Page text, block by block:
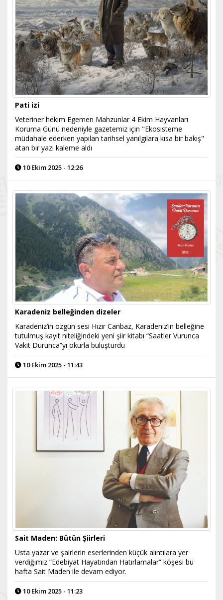
Pati izi
Veteriner hekim Egemen Mahzunlar 4 Ekim Hayvanları
Koruma Günü nedeniyle gazetemiz için "Ekosisteme
müdahale ederken yapılan tarihsel yanılgılara kısa bir bakış"
atan bir yazı kaleme aldı
10 Ekim 2025 - 12:26
Karadeniz belleğinden dizeler
Karadeniz’in özgün sesi Hızır Canbaz, Karadeniz’in belleğine
tutulmuş kayıt niteliğindeki yeni şiir kitabı “Saatler Vurunca
Vakit Durunca”yı okurla buluşturdu
10 Ekim 2025 - 11:43
Sait Maden: Bütün Şiirleri
Usta yazar ve şairlerin eserlerinden küçük alıntılara yer
verdiğimiz “Edebiyat Hayatından Hatırlamalar” köşesi bu
hafta Sait Maden ile devam ediyor.
10 Ekim 2025 - 11:23